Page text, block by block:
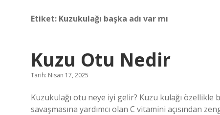
Etiket: Kuzukulağı başka adı var mı
Kuzu Otu Nedir
Tarih: Nisan 17, 2025
Kuzukulağı otu neye iyi gelir? Kuzu kulağı
savaşmasına yardımcı olan C vitamini açısından